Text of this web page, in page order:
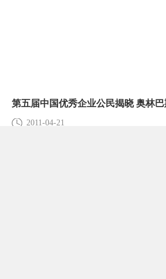
第五届中国优秀企业公民揭晓 奥林
2011-04-21